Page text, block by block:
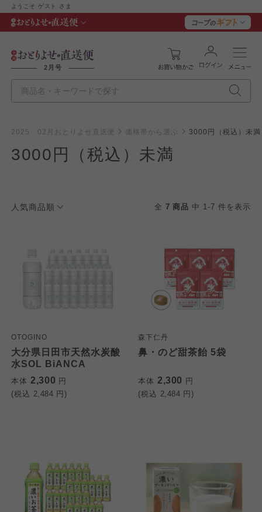
ようこそ ゲスト さま
2月号
2025 02月おとりよせ直送便 価格帯から選ぶ 3000円（税込）未満
3000円（税込）未満
人気商品順 全 7 商品 中 1-7 件を表示
OTOGINO
大分県日田市天然水炭酸
水SOL BiANCA
本体 2,300 円
(税込 2,484 円)
森下仁丹
鼻・のど甜茶飴 5袋
本体 2,300 円
(税込 2,484 円)
ご利用約款（ご利用規約・ご利
用規程）について
このサイトは7つの生協から業務委託を受けて、
このサイトは7つの生協から業務委託を受けて、
コープきんき事業連合が運営しています。お預
かりしている個人情報については、コープ事業
特定商取引法に基づく表記につ
このサイトは7つの生協から業務委託を受けて、